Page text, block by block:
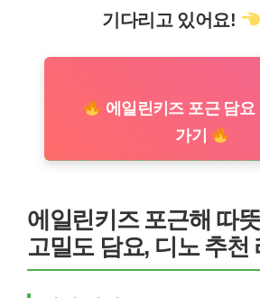
기다리고 있어요!
에일린키즈 포근 담요
가기
에일린키즈 포근해 따
고밀도 담요, 디노 추천